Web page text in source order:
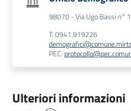
98070 - Via Ugo Bassi n° 1
T: 0941.919226
PEC:
Ulteriori informazioni